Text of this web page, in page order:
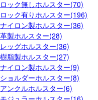
ロック無しホルスター(70)
ロック有りホルスター(196)
ナイロン製ホルスター(36)
革製ホルスター(28)
レッグホルスター(36)
樹脂製ホルスター(27)
ナイロン製ホルスター(9)
ショルダーホルスター(8)
アンクルホルスター(6)